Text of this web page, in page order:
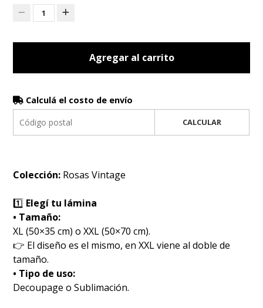
1
Agregar al carrito
Calculá el costo de envío
CALCULAR
Colección: Rosas Vintage
1️⃣ Elegí tu lámina
• Tamaño:
XL (50×35 cm) o XXL (50×70 cm).
👉 El diseño es el mismo, en XXL viene al doble de
tamaño.
• Tipo de uso:
Decoupage o Sublimación.